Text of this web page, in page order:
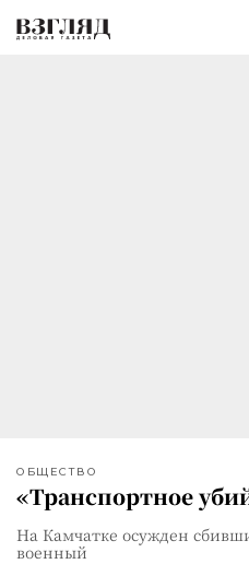
ОБЩЕСТВО
«Транспортное
На Камчатке осужден
военный